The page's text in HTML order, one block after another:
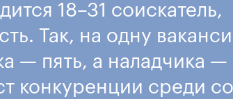
18–31 соискатель,
Так, на одну
— пять, а наладчика
конкуренции среди